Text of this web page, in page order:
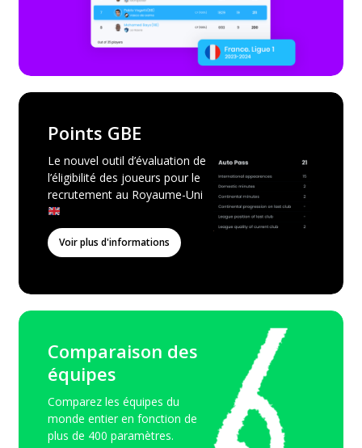
Points GBE
Le nouvel outil d’évaluation de
l’éligibilité des joueurs pour le
recrutement au Royaume-Uni
Voir plus d'informations
Comparaison des
équipes
Comparez les équipes du
monde entier en fonction de
plus de 400 paramètres.